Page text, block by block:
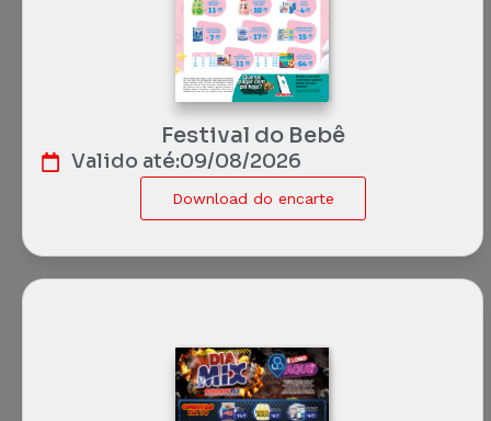
Festival do Bebê
Valido até:09/08/2026
Download do encarte